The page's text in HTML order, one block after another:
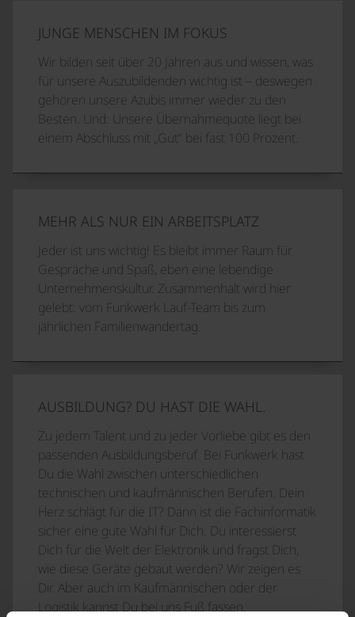
JUNGE MENSCHEN IM FOKUS
Wir bilden seit über 20 Jahren aus und wissen, was
für unsere Auszubildenden wichtig ist – deswegen
gehören unsere Azubis immer wieder zu den
Besten. Und: Unsere Übernahmequote liegt bei
einem Abschluss mit „Gut“ bei fast 100 Prozent.
MEHR ALS NUR EIN ARBEITSPLATZ
Jeder ist uns wichtig! Es bleibt immer Raum für
Gespräche und Spaß, eben eine lebendige
Unternehmenskultur. Zusammenhalt wird hier
gelebt: vom Funkwerk Lauf-Team bis zum
jährlichen Familienwandertag.
AUSBILDUNG? DU HAST DIE WAHL.
Zu jedem Talent und zu jeder Vorliebe gibt es den
passenden Ausbildungsberuf. Bei Funkwerk hast
Du die Wahl zwischen unterschiedlichen
technischen und kaufmännischen Berufen. Dein
Herz schlägt für die IT? Dann ist die Fachinformatik
sicher eine gute Wahl für Dich. Du interessierst
Dich für die Welt der Elektronik und fragst Dich,
wie diese Geräte gebaut werden? Wir zeigen es
Dir. Aber auch im Kaufmännischen oder der
Logistik kannst Du bei uns Fuß fassen.